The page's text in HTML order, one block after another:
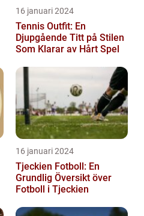
16 januari 2024
Tennis Outfit: En
Djupgående Titt på Stilen
Som Klarar av Hårt Spel
16 januari 2024
Tjeckien Fotboll: En
Grundlig Översikt över
Fotboll i Tjeckien